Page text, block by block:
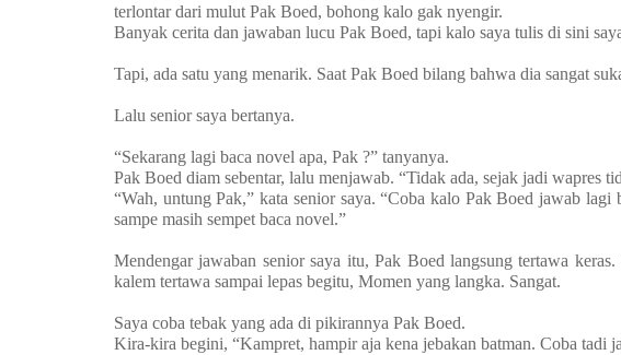
terlontar dari mulut Pak Boed, bohong kalo gak nyengir.
Banyak cerita dan jawaban lucu Pak Boed, tapi kalo saya tulis di sini
Tapi, ada satu yang menarik. Saat Pak Boed bilang bahwa dia sangat
Lalu senior saya bertanya.
“Sekarang lagi baca novel apa, Pak ?” tanyanya.
Pak Boed diam sebentar, lalu menjawab. “Tidak ada, sejak jadi wapres
“Wah, untung Pak,” kata senior saya. “Coba kalo Pak Boed jawab
sampe masih sempet baca novel.”
Mendengar jawaban senior saya itu, Pak Boed langsung tertawa
kalem tertawa sampai lepas begitu, Momen yang langka. Sangat.
Saya coba tebak yang ada di pikirannya Pak Boed.
Kira-kira begini, “Kampret, hampir aja kena jebakan batman. Coba tadi